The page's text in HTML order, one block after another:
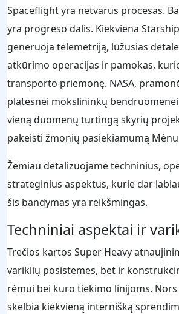
Spaceflight yra netvarus procesas.
yra progreso dalis. Kiekviena
generuoja telemetriją, lūžusias
atkūrimo operacijas ir pamokas,
transporto priemonę. NASA,
platesnei mokslininkų
vieną duomenų turtingą skyrių
pakeisti žmonių pasiekiamumą
Žemiau detalizuojame techninius,
strateginius aspektus, kurie dar
šis bandymas yra reikšmingas.
Techniniai aspektai ir
Trečios kartos Super Heavy
variklių posistemes, bet ir
rėmui bei kuro tiekimo linijoms. Nors
skelbia kiekvieną internišką